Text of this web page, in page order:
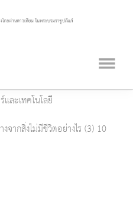
ละเทคโนโลยี
จากสิ่งไม่มีชีวิตอย่างไร (3) 10